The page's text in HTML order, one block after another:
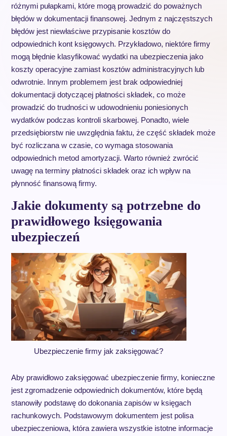
różnymi pułapkami, które mogą prowadzić do poważnych
błędów w dokumentacji finansowej. Jednym z najczęstszych
błędów jest niewłaściwe przypisanie kosztów do
odpowiednich kont księgowych. Przykładowo, niektóre firmy
mogą błędnie klasyfikować wydatki na ubezpieczenia jako
koszty operacyjne zamiast kosztów administracyjnych lub
odwrotnie. Innym problemem jest brak odpowiedniej
dokumentacji dotyczącej płatności składek, co może
prowadzić do trudności w udowodnieniu poniesionych
wydatków podczas kontroli skarbowej. Ponadto, wiele
przedsiębiorstw nie uwzględnia faktu, że część składek może
być rozliczana w czasie, co wymaga stosowania
odpowiednich metod amortyzacji. Warto również zwrócić
uwagę na terminy płatności składek oraz ich wpływ na
płynność finansową firmy.
Jakie dokumenty są potrzebne do
prawidłowego księgowania
ubezpieczeń
Ubezpieczenie firmy jak zaksięgować?
Aby prawidłowo zaksięgować ubezpieczenie firmy, konieczne
jest zgromadzenie odpowiednich dokumentów, które będą
stanowiły podstawę do dokonania zapisów w księgach
rachunkowych. Podstawowym dokumentem jest polisa
ubezpieczeniowa, która zawiera wszystkie istotne informacje